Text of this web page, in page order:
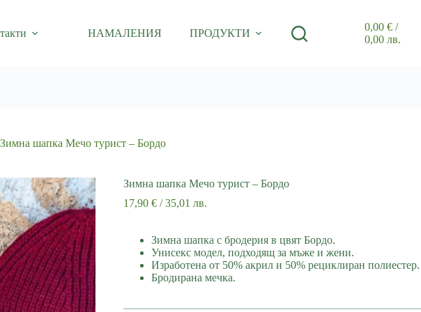
НАМАЛЕНИЯ ПРОДУКТИ
Shopping
0,00 €/
0,00 лв.
Зимна шапка Мечо турист – Бордо
Зимна шапка Мечо турист – Бордо
17,90 €/ 35,01 лв.
Зимна шапка с бродерия в цвят Бордо.
Унисекс модел, подходящ за мъже и жени.
Изработена от 50% акрил и 50% рециклиран полиестер.
Бродирана мечка.